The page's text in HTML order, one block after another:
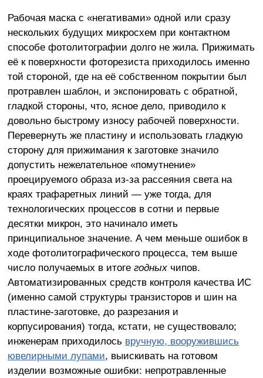
Рабочая маска с «негативами» одной или сразу
нескольких будущих микросхем при контактном
способе фотолитографии долго не жила. Прижимать
её к поверхности фоторезиста приходилось именно
той стороной, где на её собственном покрытии был
протравлен шаблон, и экспонировать с обратной,
гладкой стороны, что, ясное дело, приводило к
довольно быстрому износу рабочей поверхности.
Перевернуть же пластину и использовать гладкую
сторону для прижимания к заготовке значило
допустить нежелательное «помутнение»
проецируемого образа из-за рассеяния света на
краях трафаретных линий — уже тогда, для
технологических процессов в сотни и первые
десятки микрон, это начинало иметь
принципиальное значение. А чем меньше ошибок в
ходе фотолитографического процесса, тем выше
число получаемых в итоге годных чипов.
Автоматизированных средств контроля качества ИС
(именно самой структуры транзисторов и шин на
пластине-заготовке, до разрезания и
корпусирования) тогда, кстати, не существовало;
инженерам приходилось вручную, вооружившись
ювелирными лупами, выискивать на готовом
изделии возможные ошибки: непротравленные